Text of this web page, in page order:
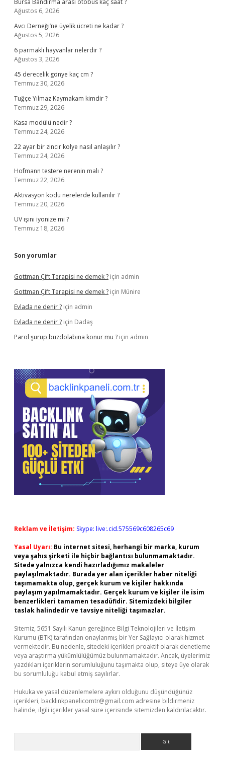
Bursa Bandırma arası otobüs kaç saat ?
Ağustos 6, 2026
Avcı Derneği’ne üyelik ücreti ne kadar ?
Ağustos 5, 2026
6 parmaklı hayvanlar nelerdir ?
Ağustos 3, 2026
45 derecelik gönye kaç cm ?
Temmuz 30, 2026
Tuğçe Yılmaz Kaymakam kimdir ?
Temmuz 29, 2026
Kasa modülü nedir ?
Temmuz 24, 2026
22 ayar bir zincir kolye nasıl anlaşılır ?
Temmuz 24, 2026
Hofmann testere nerenin malı ?
Temmuz 22, 2026
Aktivasyon kodu nerelerde kullanılır ?
Temmuz 20, 2026
UV ışını iyonize mi ?
Temmuz 18, 2026
Son yorumlar
Gottman Çift Terapisi ne demek ? için admin
Gottman Çift Terapisi ne demek ? için Münire
Evlada ne denir ? için admin
Evlada ne denir ? için Dadaş
Parol şurup buzdolabına konur mu ? için admin
Reklam ve İletişim: Skype: live:.cid.575569c608265c69
Yasal Uyarı: Bu internet sitesi, herhangi bir marka, kurum
veya şahıs şirketi ile hiçbir bağlantısı bulunmamaktadır.
Sitede yalnızca kendi hazırladığımız makaleler
paylaşılmaktadır. Burada yer alan içerikler haber niteliği
taşımamakta olup, gerçek kurum ve kişiler hakkında
paylaşım yapılmamaktadır. Gerçek kurum ve kişiler ile isim
benzerlikleri tamamen tesadüfidir. Sitemizdeki bilgiler
taslak halindedir ve tavsiye niteliği taşımazlar.
Sitemiz, 5651 Sayılı Kanun gereğince Bilgi Teknolojileri ve İletişim
Kurumu (BTK) tarafından onaylanmış bir Yer Sağlayıcı olarak hizmet
vermektedir. Bu nedenle, sitedeki içerikleri proaktif olarak denetleme
veya araştırma yükümlülüğümüz bulunmamaktadır. Ancak, üyelerimiz
yazdıkları içeriklerin sorumluluğunu taşımakta olup, siteye üye olarak
bu sorumluluğu kabul etmiş sayılırlar.
Hukuka ve yasal düzenlemelere aykırı olduğunu düşündüğünüz
içerikleri, backlinkpanelicomtr@gmail.com adresine bildirmeniz
halinde, ilgili içerikler yasal süre içerisinde sitemizden kaldırılacaktır.